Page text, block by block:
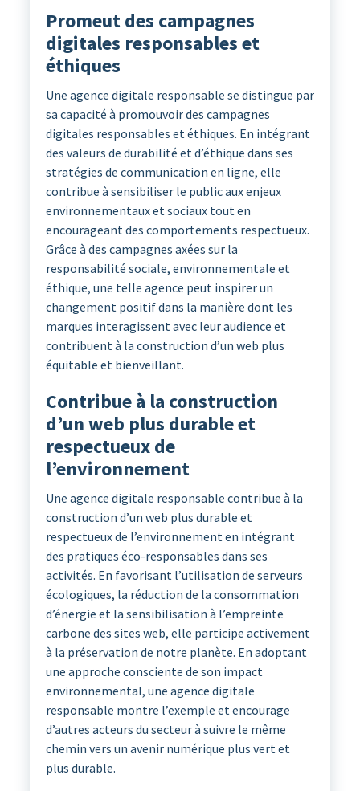
Promeut des campagnes
digitales responsables et
éthiques
Une agence digitale responsable se distingue par
sa capacité à promouvoir des campagnes
digitales responsables et éthiques. En intégrant
des valeurs de durabilité et d’éthique dans ses
stratégies de communication en ligne, elle
contribue à sensibiliser le public aux enjeux
environnementaux et sociaux tout en
encourageant des comportements respectueux.
Grâce à des campagnes axées sur la
responsabilité sociale, environnementale et
éthique, une telle agence peut inspirer un
changement positif dans la manière dont les
marques interagissent avec leur audience et
contribuent à la construction d’un web plus
équitable et bienveillant.
Contribue à la construction
d’un web plus durable et
respectueux de
l’environnement
Une agence digitale responsable contribue à la
construction d’un web plus durable et
respectueux de l’environnement en intégrant
des pratiques éco-responsables dans ses
activités. En favorisant l’utilisation de serveurs
écologiques, la réduction de la consommation
d’énergie et la sensibilisation à l’empreinte
carbone des sites web, elle participe activement
à la préservation de notre planète. En adoptant
une approche consciente de son impact
environnemental, une agence digitale
responsable montre l’exemple et encourage
d’autres acteurs du secteur à suivre le même
chemin vers un avenir numérique plus vert et
plus durable.